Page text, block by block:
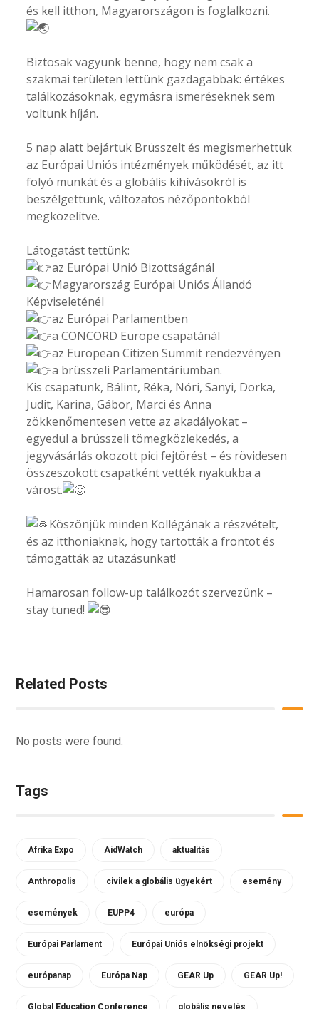
és kell itthon, Magyarországon is foglalkozni.
Biztosak vagyunk benne, hogy nem csak a
szakmai területen lettünk gazdagabbak: értékes
találkozásoknak, egymásra ismeréseknek sem
voltunk híján.
5 nap alatt bejártuk Brüsszelt és megismerhettük
az Európai Uniós intézmények működését, az itt
folyó munkát és a globális kihívásokról is
beszélgettünk, változatos nézőpontokból
megközelítve.
Látogatást tettünk:
az Európai Unió Bizottságánál
Magyarország Európai Uniós Állandó
Képviseleténél
az Európai Parlamentben
a CONCORD Europe csapatánál
az European Citizen Summit rendezvényen
a brüsszeli Parlamentáriumban.
Kis csapatunk, Bálint, Réka, Nóri, Sanyi, Dorka,
Judit, Karina, Gábor, Marci és Anna
zökkenőmentesen vette az akadályokat –
egyedül a brüsszeli tömegközlekedés, a
jegyvásárlás okozott pici fejtörést – és rövidesen
összeszokott csapatként vették nyakukba a
várost.
Köszönjük minden Kollégának a részvételt,
és az itthoniaknak, hogy tartották a frontot és
támogatták az utazásunkat!
Hamarosan follow-up találkozót szervezünk –
stay tuned!
Related Posts
No posts were found.
Tags
Afrika Expo AidWatch aktualitás
Anthropolis civilek a globális ügyekért esemény
események EUPP4 európa
Európai Parlament Európai Uniós elnökségi projekt
európanap Európa Nap GEAR Up GEAR Up!
Global Education Conference globális nevelés